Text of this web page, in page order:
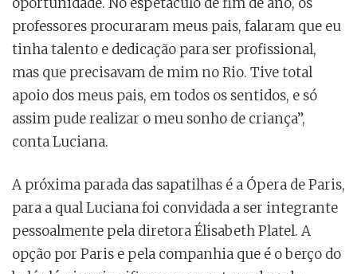
professores procuraram meus pais, falaram que eu
tinha talento e dedicação para ser profissional,
mas que precisavam de mim no Rio. Tive total
apoio dos meus pais, em todos os sentidos, e só
assim pude realizar o meu sonho de criança”,
conta Luciana.
A próxima parada das sapatilhas é a Ópera de Paris,
para a qual Luciana foi convidada a ser integrante
pessoalmente pela diretora Élisabeth Platel. A
opção por Paris e pela companhia que é o berço do